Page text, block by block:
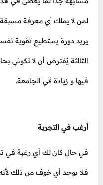
لمن لا يملك أي معرفة
يريد دورة يستطيع تقوية
الثالثة يُفترض أن لا تكوني
فيها و زيادة في الجامعة.
أرغب في التجربة
في حال كان لك أي رغبة في
فلا يوجد أي خوف من ذلك